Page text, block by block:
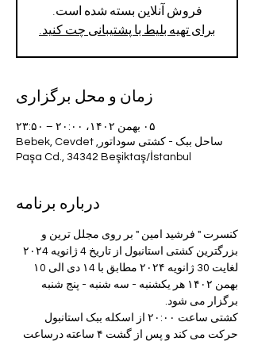
فروش آنلاین بسته شده است.
برای تهیه بلیط با پشتیبانی چت کنید.
زمان و محل برگزاری
۰۵ بهمن ۱۴۰۲، ۲۰:۰۰ – ۲۳:۵۰
ساحل ببک - کشتی سوداتور, Bebek, Cevdet
Paşa Cd., 34342 Beşiktaş/İstanbul
درباره برنامه
کنسرت " فرشید امین " بر روی مجلل ترین و
بهمن ۱۴۰۲ هر یکشنبه - سه شنبه - پنج شنبه
برگزار می شود.
کشتی ساعت ۲۰:۰۰ از اسکله ببک استانبول
حرکت می کند و پس از گشت ۴ ساعته درساعت